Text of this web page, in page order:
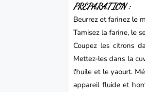
PREPARATION :
Beurrez et farinez le
Tamisez la farine, le
Coupez les citrons
Mettez-les dans la
l'huile et le yaourt.
appareil fluide et